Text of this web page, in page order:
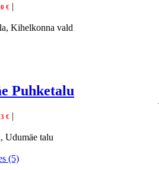
€ |
Kihelkonna vald
Puhketalu
€ |
Udumäe talu
(5)